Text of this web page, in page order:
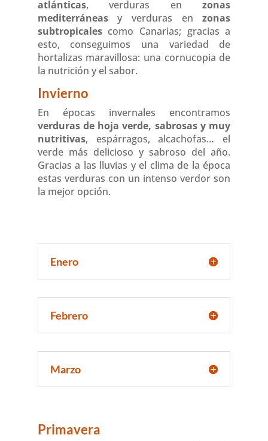
atlánticas, verduras enzonas
mediterráneasy verduras enzonas
subtropicalescomo Canarias; gracias a
esto, conseguimos una variedad de
hortalizas maravillosa: una cornucopia de
la nutrición y el sabor.
Invierno
En épocas invernales encontramos
verduras de hoja verde, sabrosas y muy
nutritivas, espárragos, alcachofas… el
verde más delicioso y sabroso del año.
Gracias a las lluvias y el clima de la época
estas verduras con un intenso verdor son
la mejor opción.
Enero
Febrero
Marzo
Primavera